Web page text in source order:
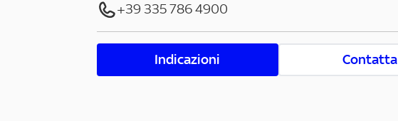
+39 335 786 4900
Indicazioni Contatta